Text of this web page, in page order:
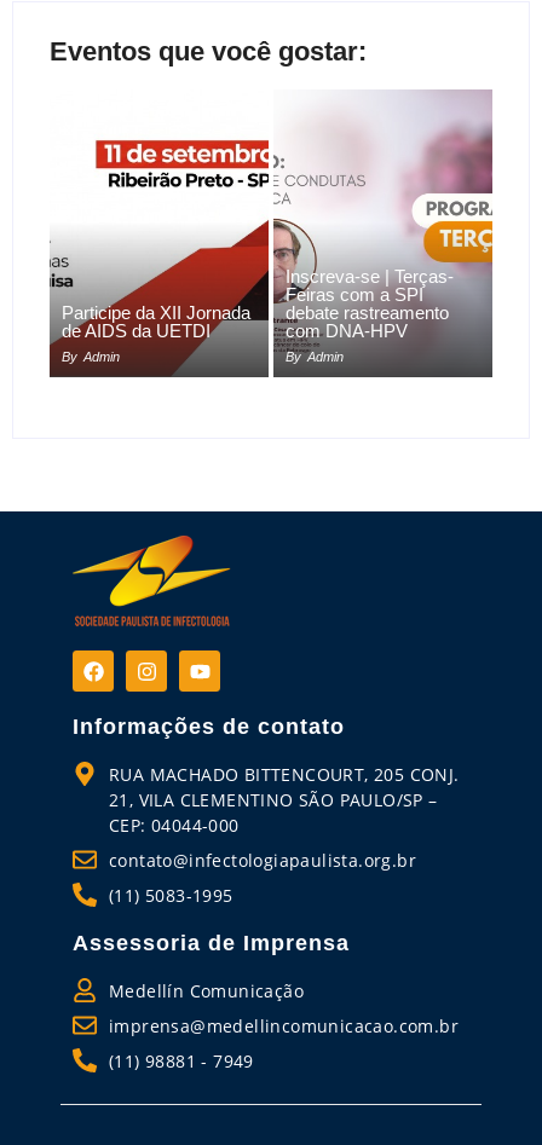
Eventos que você gostar:
Participe da XII Jornada
de AIDS da UETDI
By Admin
Inscreva-se | Terças-
Feiras com a SPI
debate rastreamento
com DNA-HPV
By Admin
Informações de contato
RUA MACHADO BITTENCOURT, 205 CONJ.
21, VILA CLEMENTINO SÃO PAULO/SP –
CEP: 04044-000
contato@infectologiapaulista.org.br
(11) 5083-1995
Assessoria de Imprensa
Medellín Comunicação
imprensa@medellincomunicacao.com.br
(11) 98881 - 7949